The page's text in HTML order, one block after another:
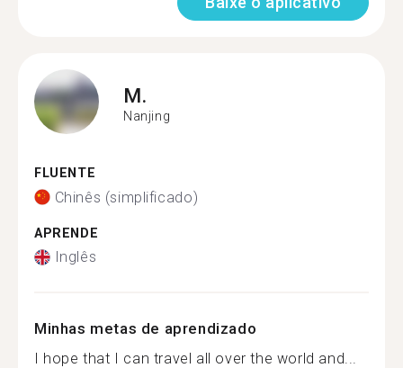
M.
Nanjing
FLUENTE
Chinês (simplificado)
APRENDE
Inglês
Minhas metas de aprendizado
I hope that I can travel all over the world and...